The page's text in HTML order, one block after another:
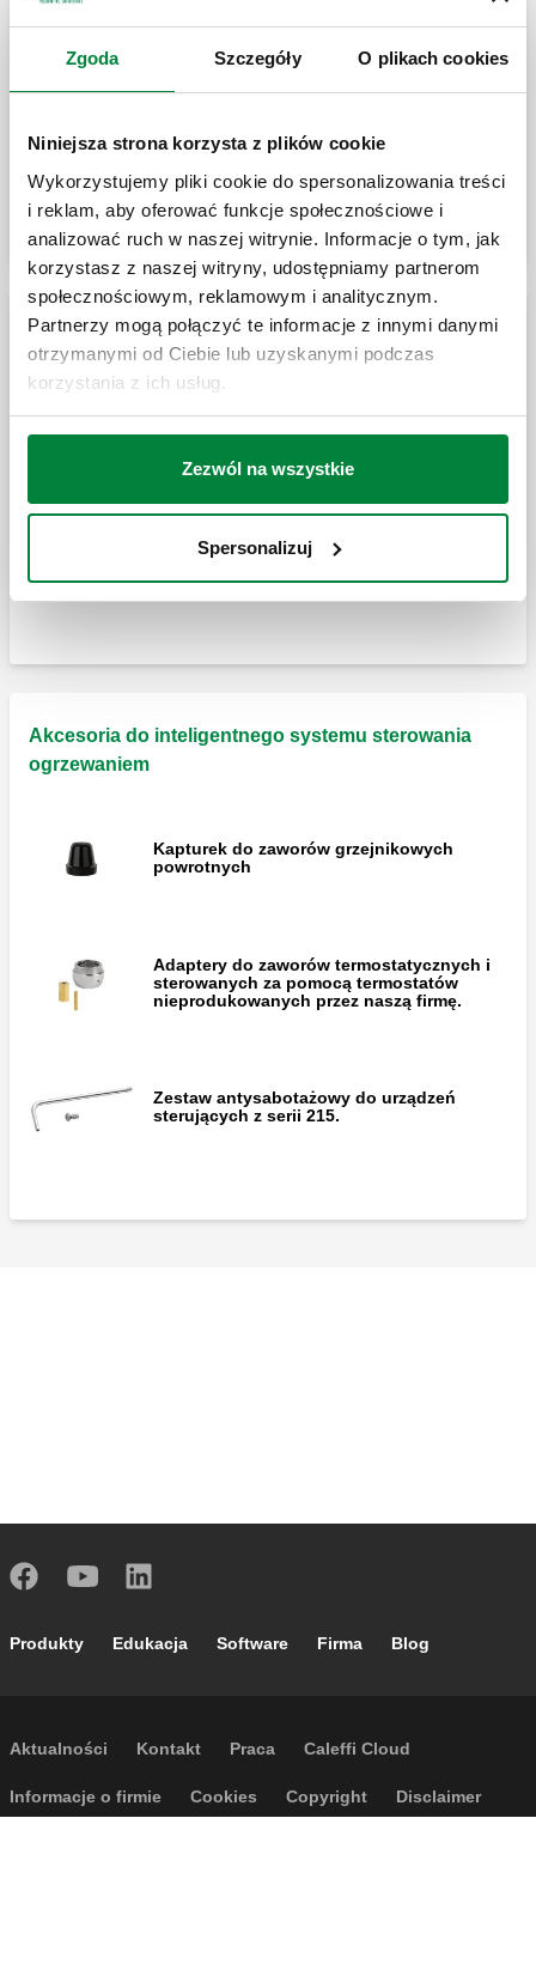
Zgoda Szczegóły O plikach cookies
Niniejsza strona korzysta z plików cookie
Wykorzystujemy pliki cookie do spersonalizowania treści
i reklam, aby oferować funkcje społecznościowe i
analizować ruch w naszej witrynie. Informacje o tym, jak
korzystasz z naszej witryny, udostępniamy partnerom
społecznościowym, reklamowym i analitycznym.
Partnerzy mogą połączyć te informacje z innymi danymi
otrzymanymi od Ciebie lub uzyskanymi podczas
korzystania z ich usług.
Zezwól na wszystkie
Spersonalizuj
otoczenia, wersja PRO z podłączeniem
Bezprzewodowy czujnik temperatury
otoczenia, wersja PRO z podłączeniem
kotła
Bezprzewodowa bramka do regulacji wielostrefowej
Bezprzewodowa bramka do regulacji
Akcesoria do inteligentnego systemu sterowania
ogrzewaniem
Kapturek do zaworów grzejnikowych
powrotnych
Adaptery do zaworów termostatycznych i
sterowanych za pomocą termostatów
nieprodukowanych przez naszą firmę.
Zestaw antysabotażowy do urządzeń
sterujących z serii 215.
Footer main navigation
Produkty Edukacja Software Firma Blog
Footer secondary navigation
Aktualności Kontakt Praca Caleffi Cloud
Footer menu
Informacje o firmie Cookies Copyright Disclaimer